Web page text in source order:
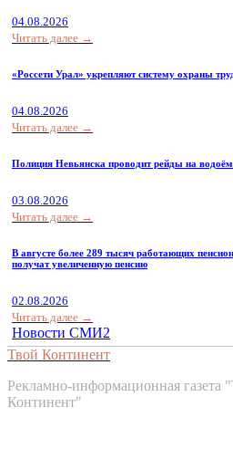
04.08.2026
Читать далее →
«Россети Урал» укрепляют систему охраны
04.08.2026
Читать далее →
Полиция Невьянска проводит рейды на
03.08.2026
Читать далее →
В августе более 289 тысяч работающих
получат увеличенную пенсию
02.08.2026
Читать далее →
Новости СМИ2
Твой Континент
Рекламно-информационная газета
Континент"